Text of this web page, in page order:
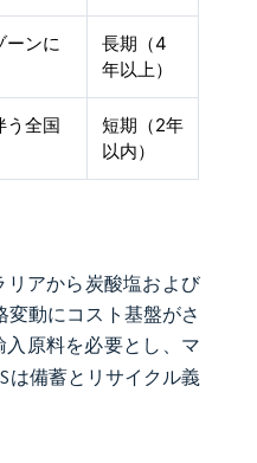
ーンに
長期（4
年以上）
う全国
短期（2年
以内）
リアから炭酸塩および
変動にコスト基盤がさ
入原料を必要とし、マ
は備蓄とリサイクル義